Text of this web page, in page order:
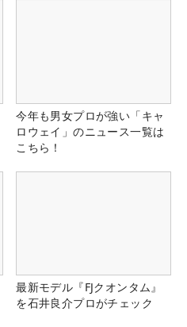
今年も男女プロが強い「キャ
ロウェイ」のニュース一覧は
こちら！
最新モデル『FJクオンタム』
を石井良介プロがチェック